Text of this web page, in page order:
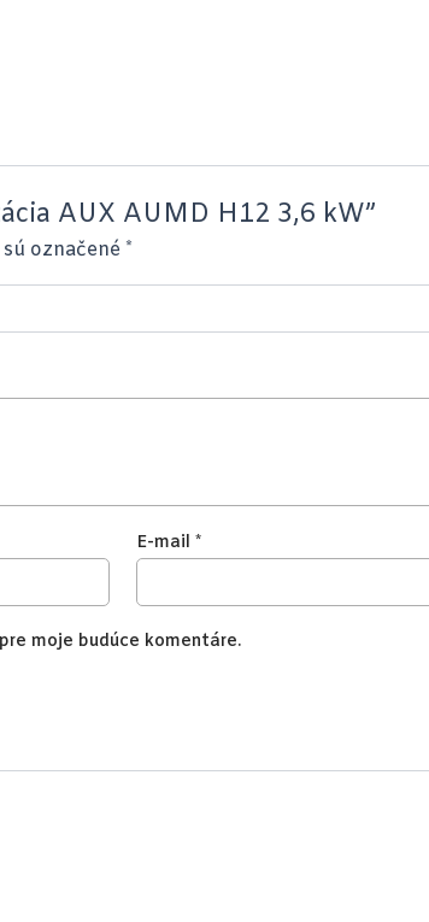
AUX AUMD H12 3,6 kW”
označené *
E-mail*
moje budúce komentáre.